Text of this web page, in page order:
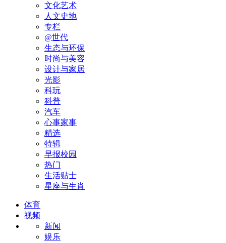
文化艺术
人文史地
专栏
@世代
生态与环保
时尚与美容
设计与家居
光影
科玩
科普
汽车
心事家事
精选
特辑
早报校园
热门
生活贴士
星座与生肖
体育
视频
新闻
娱乐